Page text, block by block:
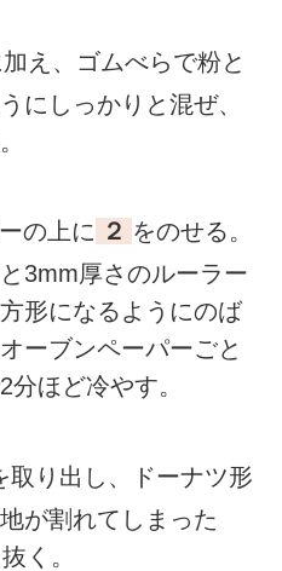
え、ゴムべらで粉と
にしっかりと混ぜ、
の上に ２ をのせる。
3mm厚さのルーラー
形になるようにのば
ーブンペーパーごと
ほど冷やす。
取り出し、ドーナツ形
が割れてしまった
く。